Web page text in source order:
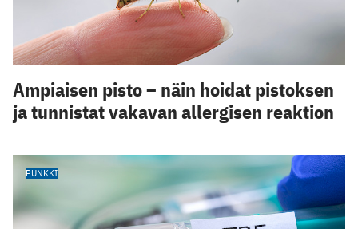
Ampiaisen pisto – näin hoidat pistoksen
ja tunnistat vakavan allergisen reaktion
PUNKKI